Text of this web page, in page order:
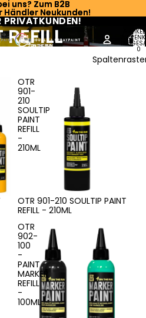
uns? Zum B2B
Neukunden!
uns? Zum B2B
Neukunden!
PRIVATKUNDEN!
PRIVATKUNDEN!
0
OTR
901-
210
SOULTIP
PAINT
REFILL
-
210ML
OTR 901-210 SOULTIP PAINT
REFILL - 210ML
OTR
902-
100
-
PAINT
MARKER
REFILL
-
100ML